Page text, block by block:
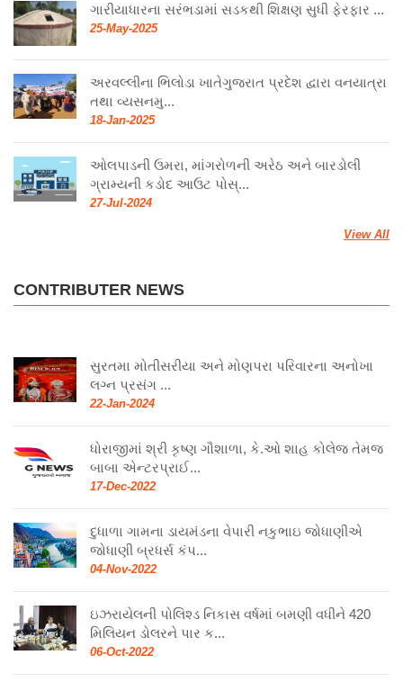
ગારીયાધારના સરંભડામાં સડકથી શિક્ષણ સુધી ફેરફાર ...
25-May-2025
અરવલ્લીના ભિલોડા ખાતેગુજરાત પ્રદેશ દ્વારા વનયાત્રા
તથા વ્યસનમુ...
18-Jan-2025
ઓલપાડની ઉમરા, માંગરોળની અરેઠ અને બારડોલી
ગ્રામ્યની કડોદ આઉટ પોસ્...
27-Jul-2024
View All
CONTRIBUTER NEWS
સુરતમા મોતીસરીયા અને મોણપરા પરિવારના અનોખા
લગ્ન પ્રસંગ ...
22-Jan-2024
ધોરાજીમાં શ્રી કૃષ્ણ ગૌશાળા, કે.ઓ શાહ કોલેજ તેમજ
બાબા એન્ટરપ્રાઈ...
17-Dec-2022
દુધાળા ગામના ડાયમંડના વેપારી નકુભાઇ જોધાણીએ
જોધાણી બ્રધર્સ કંપ...
04-Nov-2022
ઇઝરાયેલની પોલિશ્ડ નિકાસ વર્ષમાં બમણી વધીને 420
મિલિયન ડોલરને પાર ક...
06-Oct-2022